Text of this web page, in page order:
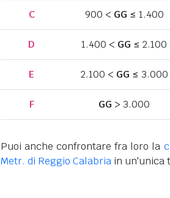
C 900 < GG ≤ 1.400
D 1.400 < GG ≤ 2.100
E 2.100 < GG ≤ 3.000
F GG > 3.000
Puoi anche confrontare fra loro la
Metr. di Reggio Calabria in un'unica